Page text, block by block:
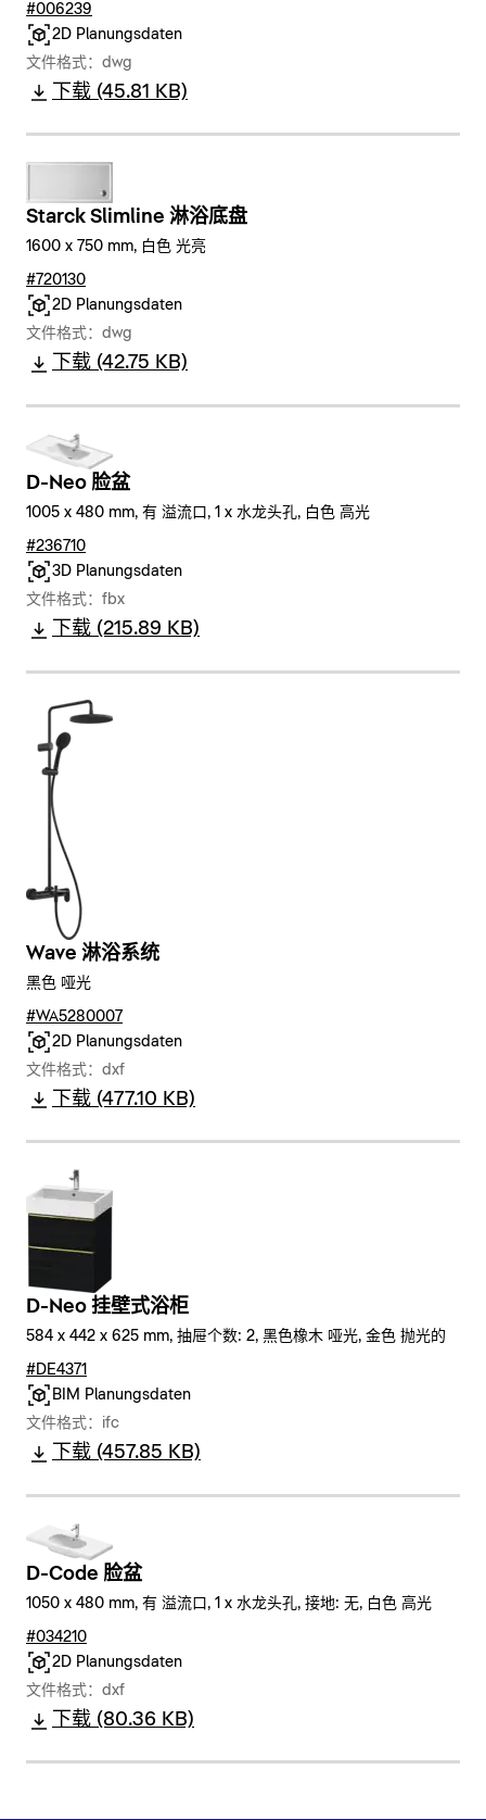
#006239
2D Planungsdaten
文件格式：dwg
下载 (45.81 KB)
Starck Slimline 淋浴底盘
1600 x 750 mm, 白色 光亮
#720130
2D Planungsdaten
文件格式：dwg
下载 (42.75 KB)
D-Neo 脸盆
1005 x 480 mm, 有 溢流口, 1 x 水龙头孔, 白色 高光
#236710
3D Planungsdaten
文件格式：fbx
下载 (215.89 KB)
Wave 淋浴系统
黑色 哑光
#WA5280007
2D Planungsdaten
文件格式：dxf
下载 (477.10 KB)
D-Neo 挂壁式浴柜
584 x 442 x 625 mm, 抽屉个数: 2, 黑色橡木 哑光, 金色 抛光的
#DE4371
BIM Planungsdaten
文件格式：ifc
下载 (457.85 KB)
D-Code 脸盆
1050 x 480 mm, 有 溢流口, 1 x 水龙头孔, 接地: 无, 白色 高光
#034210
2D Planungsdaten
文件格式：dxf
下载 (80.36 KB)